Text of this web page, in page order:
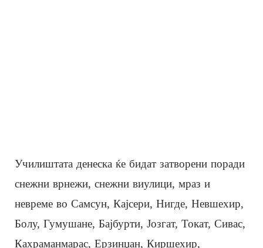
Училиштата денеска ќе бидат затворени поради
снежни врнежи, снежни виулици, мраз и
невреме во Самсун, Кајсери, Нигде, Невшехир,
Болу, Гумушане, Бајбурти, Јозгат, Токат, Сивас,
Кахраманмарас, Ерзинџан, Киршехир,